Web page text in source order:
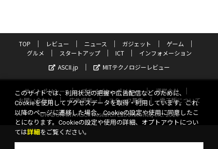
TOP レビュー ニュース ガジェット
ゲーム
グルメ
スタートアップ ICT
インフォメーション
ASCII.jp
MITテクノロジーレビュー
サイトポリシー プライバシーポリシー
運営会社
お問い合わせ
広告掲載 スタッフ募集
電子版について
©KADOKAWA ASCII Research Laboratories, Inc. 2026
このサイトでは、利用状況の把握や広告配信などのために、
Cookieを使用してアクセスデータを取得・利用しています。これ
以降のページに遷移した場合、Cookieの設定や使用に同意したこ
とになります。Cookieの設定や使用の詳細、オプトアウトについ
ては詳細 をご覧ください。